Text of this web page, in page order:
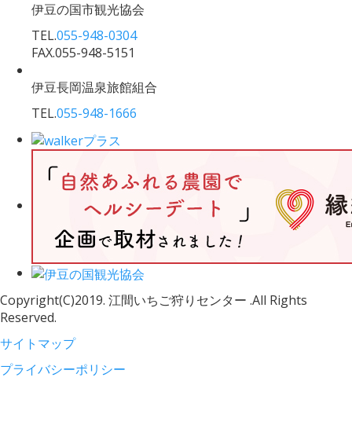
伊豆の国市観光協会
TEL.055-948-0304
FAX.055-948-5151
伊豆長岡温泉旅館組合
TEL.055-948-1666
Copyright(C)2019. 江間いちご狩りセンター .All Rights
Reserved.
サイトマップ
プライバシーポリシー